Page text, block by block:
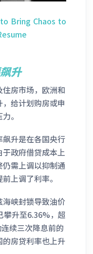
Bring Chaos to
升
房市场，欧洲和
给计划购房或申
。
升是在各国央行
政府借贷成本上
需上调以抑制通
上调了利率。
峡封锁导致油价
攀升至6.36%，超
续三次降息前的
房贷利率也上升